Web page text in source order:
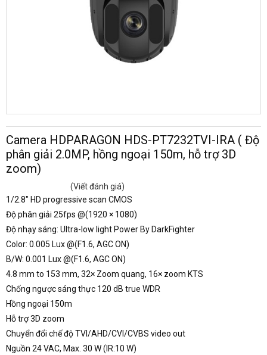
Camera HDPARAGON HDS-PT7232TVI-IRA ( Độ
phân giải 2.0MP, hồng ngoại 150m, hỗ trợ 3D
zoom)
(Viết đánh giá)
1/2.8" HD progressive scan CMOS
Độ phân giải 25fps @(1920 × 1080)
Độ nhạy sáng: Ultra-low light Power By DarkFighter
Color: 0.005 Lux @(F1.6, AGC ON)
B/W: 0.001 Lux @(F1.6, AGC ON)
4.8 mm to 153 mm, 32× Zoom quang, 16× zoom KTS
Chống ngược sáng thực 120 dB true WDR
Hồng ngoại 150m
Hỗ trợ 3D zoom
Chuyển đổi chế độ TVI/AHD/CVI/CVBS video out
Nguồn 24 VAC, Max. 30 W (IR:10 W)